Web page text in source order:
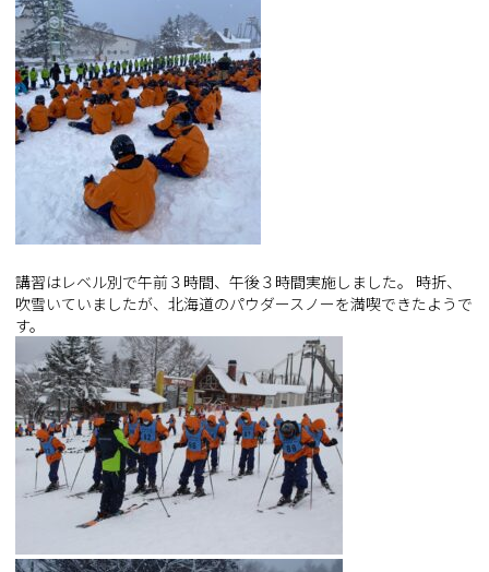
講習はレベル別で午前３時間、午後３時間実施しました。 時折、
吹雪いていましたが、北海道のパウダースノーを満喫できたようで
す。